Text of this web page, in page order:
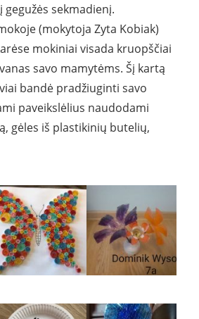
sekmadienį.
(mokytoja Zyta Kobiak)
mokiniai visada kruopščiai
savo mamytėms. Šį kartą
bandė pradžiuginti savo
paveikslėlius naudodami
gėles iš plastikinių butelių,